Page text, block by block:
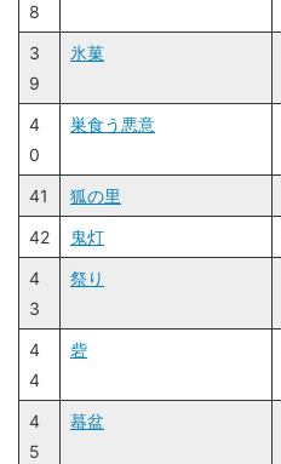
8
3
9
氷菓
4
0
巣食う悪意
41 狐の里
42
鬼灯
4
3
祭り
4
4
砦
4
5
蟇盆